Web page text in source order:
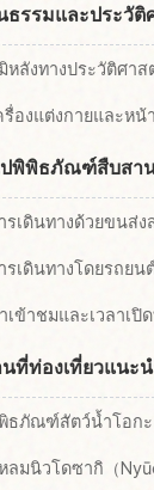
รรมและประวั
หลังทางประวัติศาส
รื่องแต่งกายและหน้
ปพิพิธภัณฑ์สืบสา
รเดินทางด้วยขนส่
รเดินทางโดยรถยน
เข้าชมและเวลาเปิ
นที่ท่องเที่ยวแน
ธภัณฑ์สัตว์น้ำโอกะ
ลมนิวโดซากิ（